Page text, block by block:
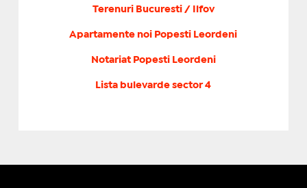
Terenuri Bucuresti / Ilfov
Apartamente noi Popesti Leordeni
Notariat Popesti Leordeni
Lista bulevarde sector 4